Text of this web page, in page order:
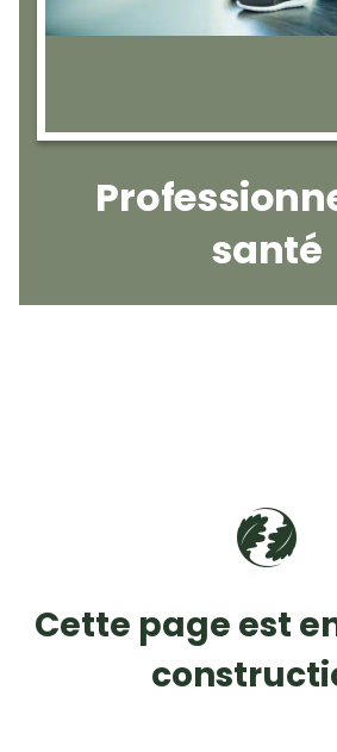
santé
Cette page est